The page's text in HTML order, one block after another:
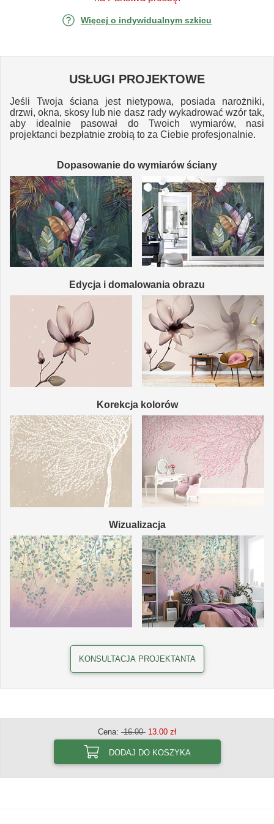
Więcej o indywidualnym szkicu
USŁUGI PROJEKTOWE
Jeśli Twoja ściana jest nietypowa, posiada narożniki,
drzwi, okna, skosy lub nie dasz rady wykadrować wzór tak,
aby idealnie pasował do Twoich wymiarów, nasi
projektanci bezpłatnie zrobią to za Ciebie profesjonalnie.
Dopasowanie do wymiarów ściany
Edycja i domalowania obrazu
Korekcja kolorów
Wizualizacja
KONSULTACJA PROJEKTANTA
Cena: 16.00 13.00 zł
DODAJ DO KOSZYKA